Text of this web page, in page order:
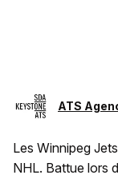
ATS
Les Winnipeg
NHL. Battue lors